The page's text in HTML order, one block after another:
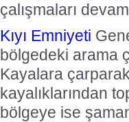
çalışmaları
Kıyı Emniyeti
bölgedeki arama
Kayalara
kayalıklarından
bölgeye ise